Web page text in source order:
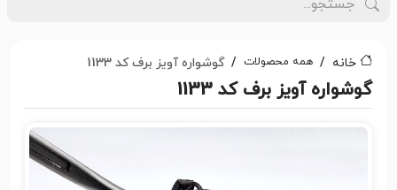
خانه همه محصولات گوشواره آویز برف کد 1133
گوشواره آویز برف کد 1133